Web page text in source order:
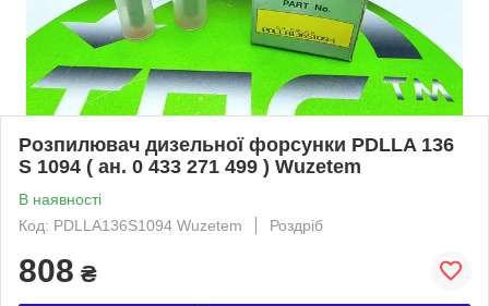
Розпилювач дизельної форсунки PDLLA 136
S 1094 ( ан. 0 433 271 499 ) Wuzetem
В наявності
Код: PDLLA136S1094 Wuzetem
Роздріб
808 ₴